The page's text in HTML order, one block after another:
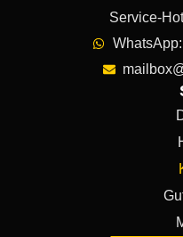
Service-